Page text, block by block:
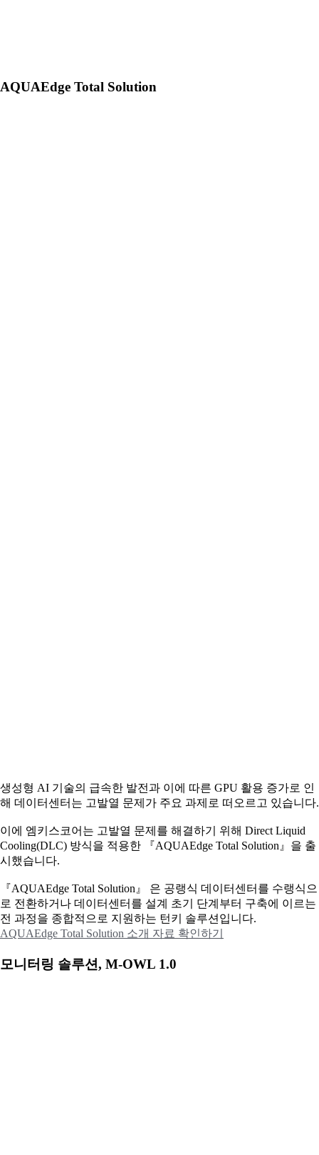
AQUAEdge Total Solution
생성형 AI 기술의 급속한 발전과 이에 따른 GPU 활용 증가로 인
해 데이터센터는 고발열 문제가 주요 과제로 떠오르고 있습니다.
이에 엠키스코어는 고발열 문제를 해결하기 위해 Direct Liquid
Cooling(DLC) 방식을 적용한 『AQUAEdge Total Solution』을 출
시했습니다.
『AQUAEdge Total Solution』 은 공랭식 데이터센터를 수랭식으
로 전환하거나 데이터센터를 설계 초기 단계부터 구축에 이르는
전 과정을 종합적으로 지원하는 턴키 솔루션입니다.
AQUAEdge Total Solution 소개 자료 확인하기
모니터링 솔루션, M-OWL 1.0